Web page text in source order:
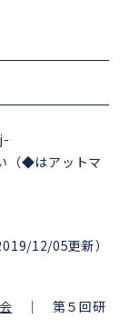
（◆はアットマ
12/05更新）
｜ 第５回研